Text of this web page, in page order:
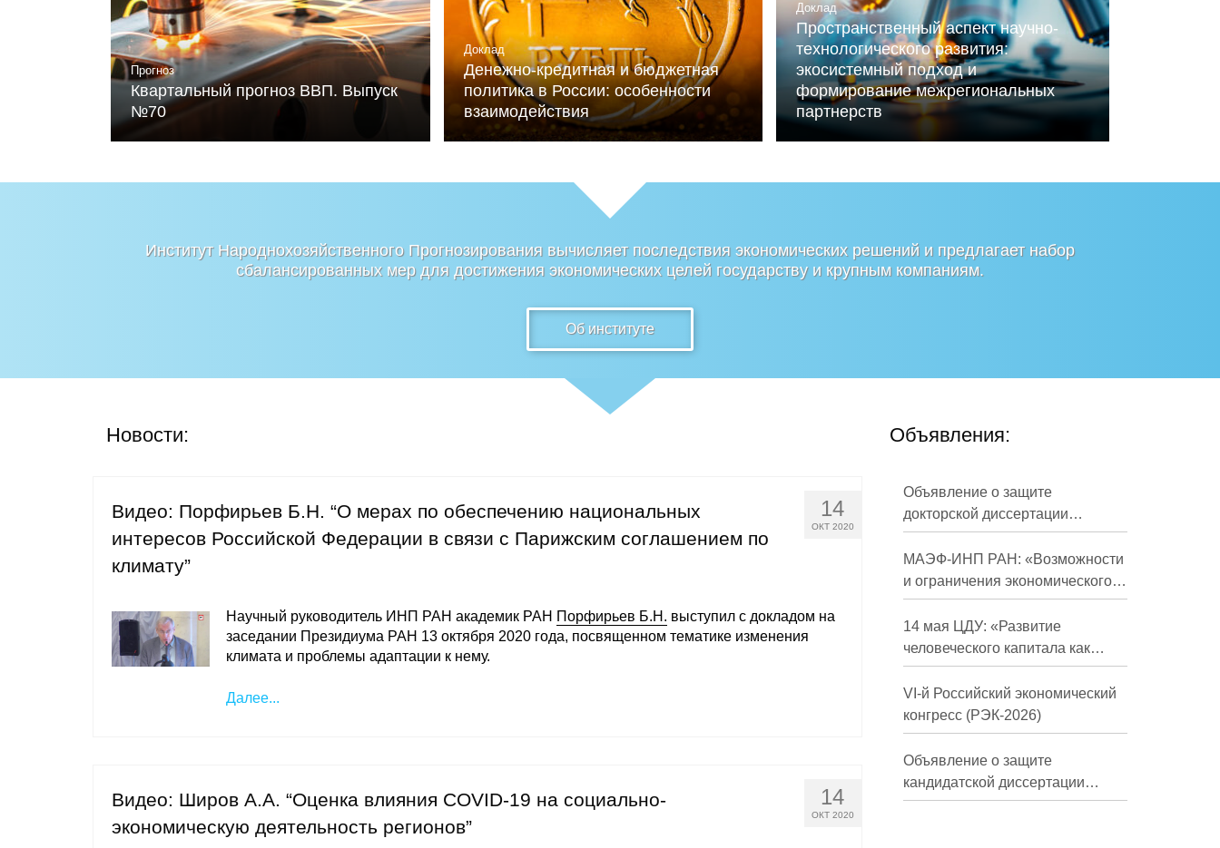
Читать
Прогноз
Квартальный прогноз ВВП. Выпуск
№70
Доклад
Денежно-кредитная и бюджетная
политика в России: особенности
взаимодействия
Доклад
Пространственный аспект научно-
технологического развития:
экосистемный подход и
формирование межрегиональных
партнерств
Институт Народнохозяйственного Прогнозирования вычисляет последствия экономических решений и предлагает набор
сбалансированных мер для достижения экономических целей государству и крупным компаниям.
Об институте
Новости:
14
ОКТ 2020
Видео: Порфирьев Б.Н. “О мерах по обеспечению национальных
интересов Российской Федерации в связи с Парижским соглашением по
климату”
Научный руководитель ИНП РАН академик РАН Порфирьев Б.Н. выступил с докладом на
заседании Президиума РАН 13 октября 2020 года, посвященном тематике изменения
климата и проблемы адаптации к нему.
Далее...
14
ОКТ 2020
Видео: Широв А.А. “Оценка влияния COVID-19 на социально-
экономическую деятельность регионов”
Объявления:
Объявление о защите
докторской диссертации
Кузнецова Михаила
Евгеньевича
МАЭФ-ИНП РАН: «Возможности
и ограничения экономического
развития России в средне- и
долгосрочной перспективе»
14 мая ЦДУ: «Развитие
человеческого капитала как
фактор экономического роста»
VI-й Российский экономический
конгресс (РЭК-2026)
Объявление о защите
кандидатской диссертации
Трындиной Николь Сергеевны